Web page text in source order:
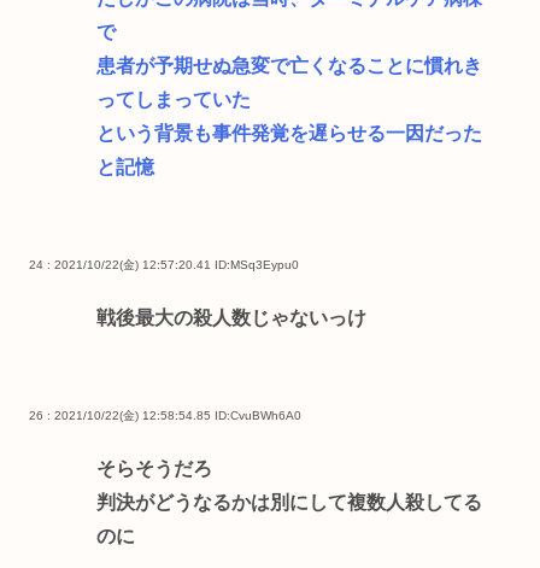
で
患者が予期せぬ急変で亡くなることに慣れき
ってしまっていた
という背景も事件発覚を遅らせる一因だった
と記憶
24 : 2021/10/22(金) 12:57:20.41 ID:MSq3Eypu0
戦後最大の殺人数じゃないっけ
26 : 2021/10/22(金) 12:58:54.85 ID:CvuBWh6A0
そらそうだろ
判決がどうなるかは別にして複数人殺してる
のに